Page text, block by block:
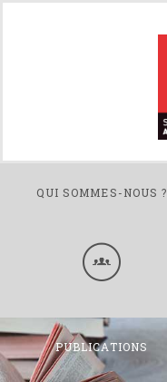
QUI SOMMES-NOUS ?
PUBLICATIONS